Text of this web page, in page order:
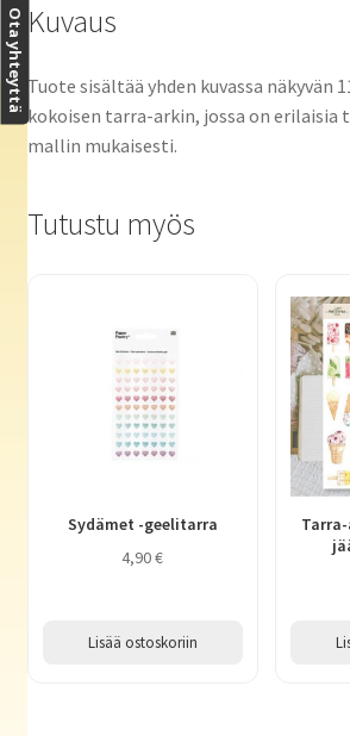
Kuvaus
Tuote sisältää yhden kuvassa näkyvän
kokoisen tarra-arkin, jossa on erilaisia
mallin mukaisesti.
Tutustu myös
Sydämet -geelitarra
4,90€
Lisää ostoskoriin
Ota yhteyttä